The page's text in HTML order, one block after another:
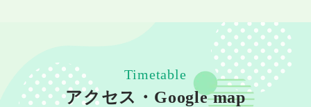
Timetable
アクセス・Google map